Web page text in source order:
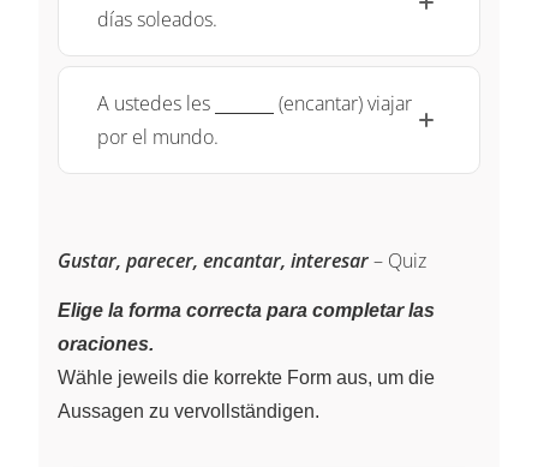
días soleados.
A ustedes les \underline{~\qquad~}
(encantar) viajar
por el mundo.
Gustar, parecer, encantar, interesar– Quiz
Elige la forma correcta para completar las
oraciones.
Wähle jeweils die korrekte Form aus, um die
Aussagen zu vervollständigen.